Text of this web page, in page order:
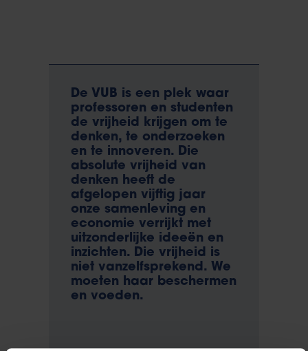
De VUB is een plek waar
professoren en studenten
de vrijheid krijgen om te
denken, te onderzoeken
en te innoveren. Die
absolute vrijheid van
denken heeft de
afgelopen vijftig jaar
onze samenleving en
economie verrijkt met
uitzonderlijke ideeën en
inzichten. Die vrijheid is
niet vanzelfsprekend. We
moeten haar beschermen
en voeden.